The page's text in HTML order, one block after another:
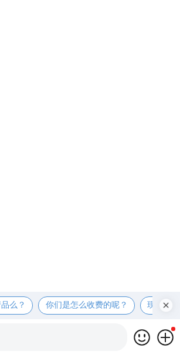
么？ 你们是怎么收费的呢？ 现在有